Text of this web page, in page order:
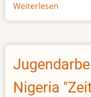
Weiterlesen
Afrikas
Größe
Nigeria